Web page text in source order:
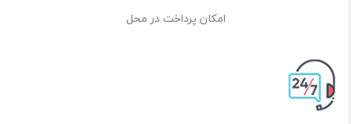
امکان پرداخت در محل